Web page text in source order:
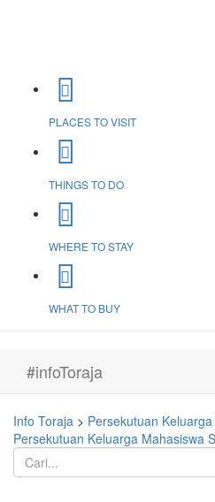
PLACES TO VISIT
THINGS TO DO
WHERE TO STAY
WHAT TO BUY
#infoToraja
Info Toraja > Persekutuan
Persekutuan Keluarga Mahasiswa